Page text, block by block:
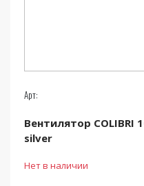
Арт:
Вентилятор COLIBRI
silver
Нет в наличии